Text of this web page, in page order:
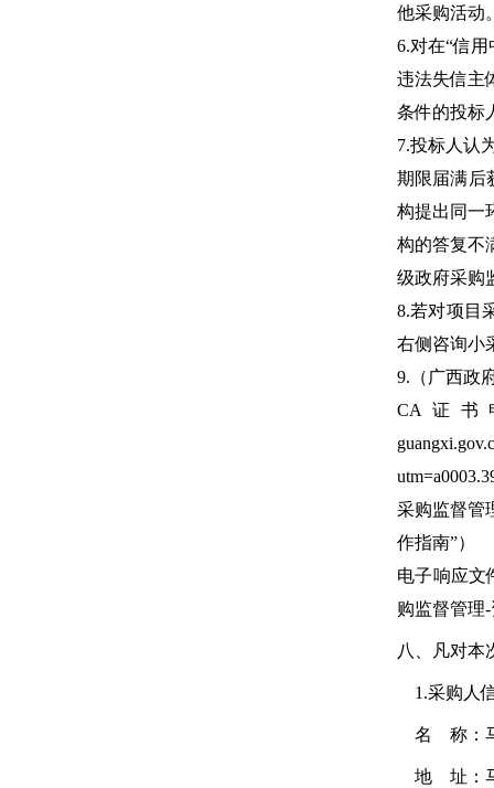
他采购活动
6.对在“信用
违法失信主
条件的投标
7.投标人认
期限届满后
构提出同一
构的答复不
级政府采购
8.若对项目
右侧咨询小
9.（广西政
CA证书
采购监督管
作指南”）
电子响应文
购监督管理
八、凡对本
1.采购人
名 称：
地 址：马